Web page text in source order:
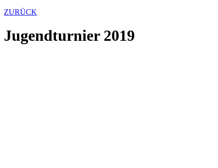
ZURÜCK
Jugendturnier 2019